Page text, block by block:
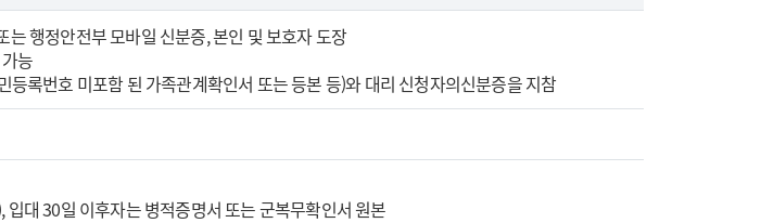
행정안전부 모바일 신분증, 본인 및 보호자 도장
능
록번호 미포함 된 가족관계확인서 또는 등본 등)와 대리 신청자의신분증을 지참
대 30일 이후자는 병적증명서 또는 군복무확인서 원본